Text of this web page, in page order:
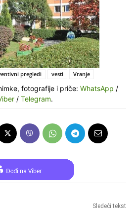
pregledi vesti Vranje
fotografije i priče: WhatsApp /
/ Telegram.
Sledeći tekst